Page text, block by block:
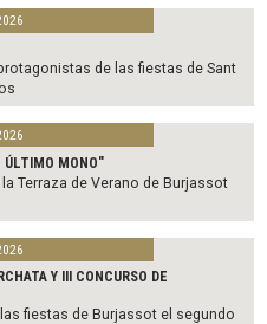
de las fiestas de Sant
ÚLTIMO MONO"
Terraza de Verano de Burjassot
Y III CONCURSO DE
fiestas de Burjassot el segundo